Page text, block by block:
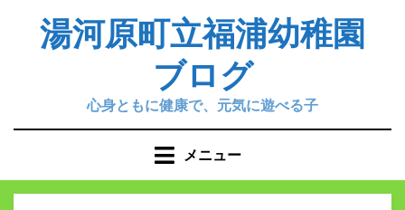
湯河原町立福浦幼稚園
ブログ
心身ともに健康で、元気に遊べる子
メニュー